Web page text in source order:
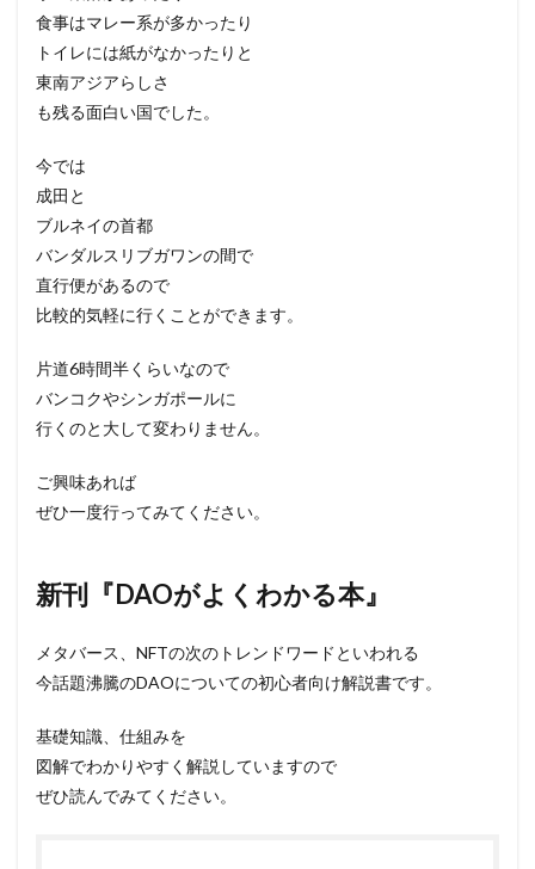
食事はマレー系が多かったり
トイレには紙がなかったりと
東南アジアらしさ
も残る面白い国でした。
今では
成田と
ブルネイの首都
バンダルスリブガワンの間で
直行便があるので
比較的気軽に行くことができます。
片道6時間半くらいなので
バンコクやシンガポールに
行くのと大して変わりません。
ご興味あれば
ぜひ一度行ってみてください。
新刊『DAOがよくわかる本』
メタバース、NFTの次のトレンドワードといわれる
今話題沸騰のDAOについての初心者向け解説書です。
基礎知識、仕組みを
図解でわかりやすく解説していますので
ぜひ読んでみてください。